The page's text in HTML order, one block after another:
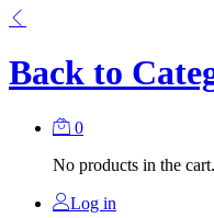
Back to
0
No products in the cart.
Log in